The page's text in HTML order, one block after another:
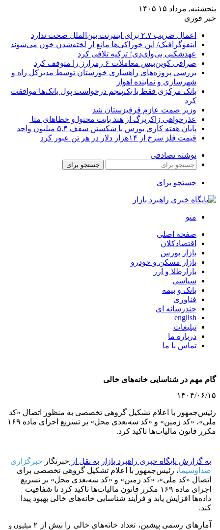
پنجشنبه, مرداد ۱۵ ۱۴۰۵
خبر فوری
اعمال ضریب ۲.۷ برای اینترنت بین‌الملل صحت ندارد
اینفوگرافیک/ این خوراکی‌ها مانع از لخته‌شدن خون می‌شوند
عهدشکنی بی‌وای‌دی؛ ترکیه تلافی کرد
صرافی کوین‌بیس معاملات ۶ رمزارز را متوقف کرد
بررسی پروژه‌های راهسازی خوزستان توسط مدیرکل راه و
شهرسازی و نماینده اهواز
بانک مرکزی فقط با یک‌‎پنجم درخواست پول بانک‌ها موافقت
کرد
وزیر صمت عازم قرقیزستان شد
عذرخواهی زاکربرگ از هند بابت محتوا و خطاهای متا
پایان هفته کاری بورس با شکستن سقف ۵.۴ میلیون واحد
قیمت فلز سرخ از ۱۴هزار دلار در هر تن عبور کرد
نوشته تصادفی
جستجو برای
جستجو برای
منو
صفحه اصلی
اقتصادکلان
بازار بورس
بازار مسکن و خودرو
بازارطلا و ارز
سیاسی
بانک و بیمه
فناوری
چندرسانه ای
english
تبلیغات
درباره ما
تماس با ما
گام مهم در شناسایی خانه‌های خالی
۱۴۰۴/۰۶/۱۵
رئیس‌جمهور با اعلام تشکیل گروهی تخصصی به منظور اتصال «کد
ملی»، «کد زمین» و «کد سه‌بعدی محل» بر تسریع اجرای ماده ۱۶۹
مکرر قانون مالیات‌ها تاکید کرد.
به گزارش پایگاه خبری راهبرد بازار به نقل از خبرنگار خبرگزاری
صداوسیما، رئیس‌جمهور با اعلام تشکیل گروهی تخصصی برای
اتصال «کد ملی»، «کد زمین» و «کد سه‌بعدی محل» بر تسریع
اجرای ماده ۱۶۹ مکرر قانون مالیات‌ها تاکید کرد تا شفافیت
داده‌ها افزایش یابد و فرآیند شناسایی خانه‌های خالی بهبود پیدا
کند.
آمار‌های رسمی پیشین، تعداد خانه‌های خالی را بیش از ۲
میلیون و